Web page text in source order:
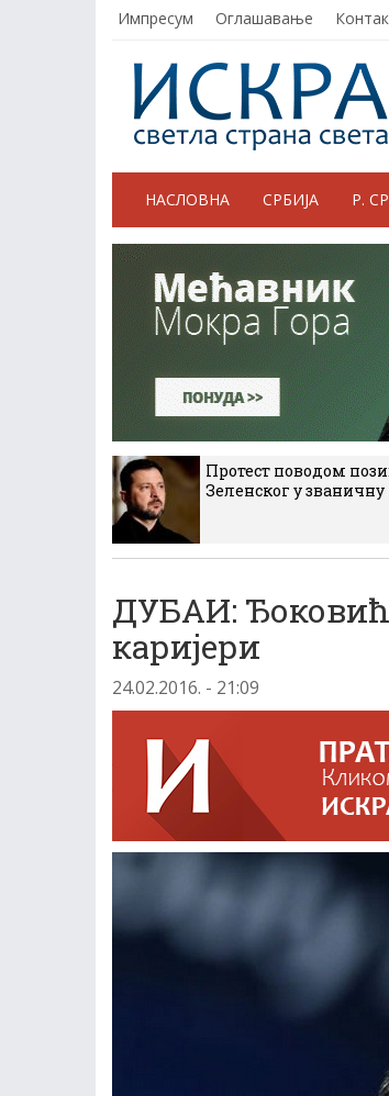
Импресум Оглашавање
НАСЛОВНА СРБИЈА Р.
Протест поводом
Зеленског у званичну
ДУБAИ: Ђоковић
кариjери
24.02.2016. - 21:09